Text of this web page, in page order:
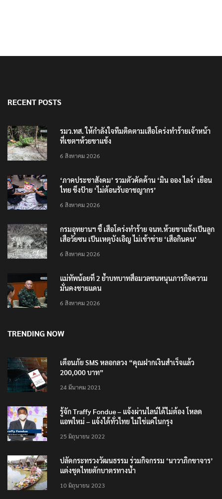
RECENT POSTS
รมว.ทส. ให้กำลังใจทีมติดตามเสือโคร่งทำร้ายเจ้าหน้า
ที่เขตฯห้วยขาแข้ง
6 สิงหาคม 2026
‘ภาคประชาสังคม’ รวมตัวคัดค้าน ‘มิน ออง ไลง์’ เยือน
ไทย ขึงป้าย ‘ไม่ต้อนรับอาชญากร’
6 สิงหาคม 2026
กรมอุทยานฯ ชี้ เสือโคร่งทำร้าย จนท.ห้วยขาแข้งเป็นลูก
เสือวัยซน เป็นเหตุบังเอิญ ไม่เข้าข่าย ‘เสือกินคน’
6 สิงหาคม 2026
แม่ทัพน้อยที่ 2 ย้ำบทบาทสื่อมวลชนหนุนภารกิจความ
มั่นคงชายแดน
6 สิงหาคม 2026
TRENDING NOW
เตือนภัย SMS หลอกลวง “คุณฝากเงินสำเร็จแล้ว
200,000 บาท”
24 มีนาคม 2021
รู้จัก Traffy Fondue – แจ้งผ่านไลน์ได้ไม่ต้อง โหลด
แอพใหม่ – แจ้งได้ทั่วไทย ไม่ใช่แค่ในกรุง
25 มิถุนายน 2022
ปลัดกระทรวงวัฒนธรรม ร่วมกิจกรรม ‘นาวาภิกขาจาร’
แต่งชุดไทยตักบาตรทางน้ำ
10 มิถุนายน 2023